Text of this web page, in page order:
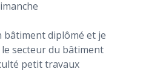
diplômé et je
secteur du bâtiment
petit travaux